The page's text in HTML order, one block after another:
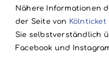
Nähere Informationen
der Seite von Kölnticket
Sie selbstverständlich
Facebook und